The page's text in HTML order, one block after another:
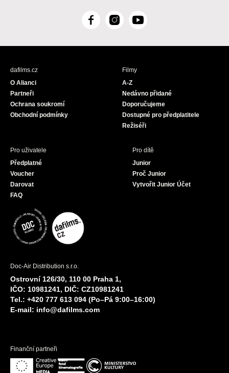
F
c
I
s
Y
u
dafilms.cz
O Alianci
Partneři
Ochrana soukromí
Obchodní podmínky
Filmy
A-Z
Nedávno přidané
Doporučujeme
Dostupné pro předplatitele
Režiséři
Pro uživatele
Předplatné
Voucher
Darovat
FAQ
Pro dítě
Junior
Proč Junior
Vytvořit Junior Účet
Doc-Air Distribution s.r.o.
Ostrovní 126/30, 110 00 Praha 1,
IČO: 10981241, DIČ: CZ10981241
Tel.: +420 777 613 094 (Po–Pá 9:00–16:00)
E-mail: info@dafilms.com
Finanční partneři